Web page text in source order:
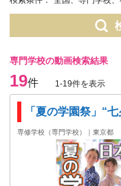
専門学校の動画検索結果
19件 1-19件を表示
「夏の学園祭」“
専修学校（専門学校）｜東京都